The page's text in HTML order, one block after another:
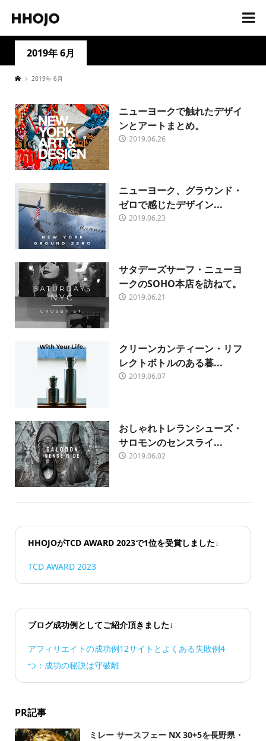
2019年 6月
2019年 6月
ニューヨークで触れたデザイ
ンとアートまとめ。
2019.06.26
ニューヨーク、グラウンド・
ゼロで感じたデザイン...
2019.06.23
サタデーズサーフ・ニューヨ
ークのSOHO本店を訪ねて。
2019.06.21
クリーンカンティーン・リフ
レクトボトルのある暮...
2019.06.07
おしゃれトレランシューズ・
サロモンのセンスライ...
2019.06.02
HHOJOがTCD AWARD 2023で1位を受賞しました↓
TCD AWARD 2023
ブログ成功例としてご紹介頂きました↓
アフィリエイトの成功例12サイトとよくある失敗例4
つ：成功の秘訣は守破離
PR記事
ミレー サースフェー NX 30+5を長野県・